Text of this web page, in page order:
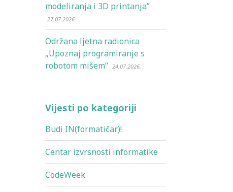
modeliranja i 3D printanja”
27.07.2026.
Održana ljetna radionica
„Upoznaj programiranje s
robotom mišem“ 24.07.2026.
Vijesti po kategoriji
Budi IN(formatičar)!
Centar izvrsnosti informatike
CodeWeek